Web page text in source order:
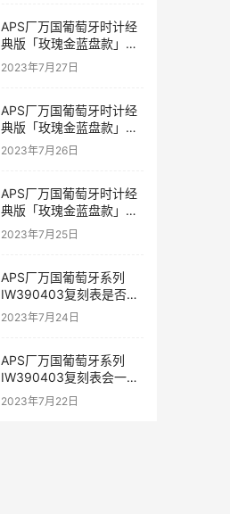
APS厂万国葡萄牙时计经
典版「玫瑰金蓝盘款」复
刻表具有破绽吗-APS手表
2023年7月27日
APS厂万国葡萄牙时计经
典版「玫瑰金蓝盘款」复
刻表是否值得入手-APS手
2023年7月26日
APS厂万国葡萄牙时计经
典版「玫瑰金蓝盘款」复
刻表深度评测-APS手表
2023年7月25日
APS厂万国葡萄牙系列
IW390403复刻表是否能
过专柜-APS手表
2023年7月24日
APS厂万国葡萄牙系列
IW390403复刻表会一眼
假吗-APS手表
2023年7月22日